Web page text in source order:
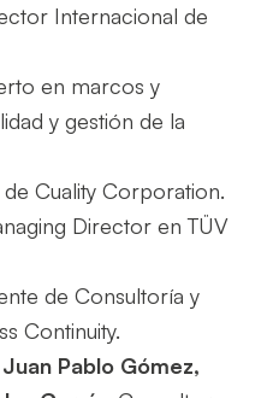
Internacional de
en marcos y
y gestión de la
Cuality Corporation.
Director en TÜV
de Consultoría y
Continuity.
Pablo Gómez,